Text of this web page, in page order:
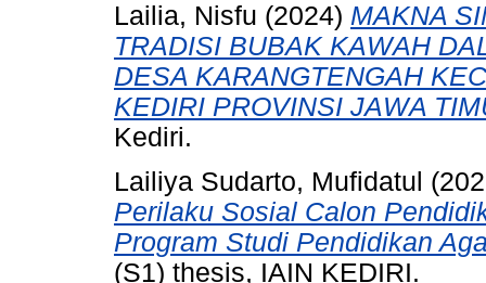
Lailia, Nisfu (2024) MAKNA
TRADISI BUBAK KAWAH
DESA KARANGTENGAH
KEDIRI PROVINSI JAWA
Kediri.
Lailiya Sudarto, Mufidatul
Perilaku Sosial Calon
Program Studi Pendidikan
(S1) thesis, IAIN KEDIRI.